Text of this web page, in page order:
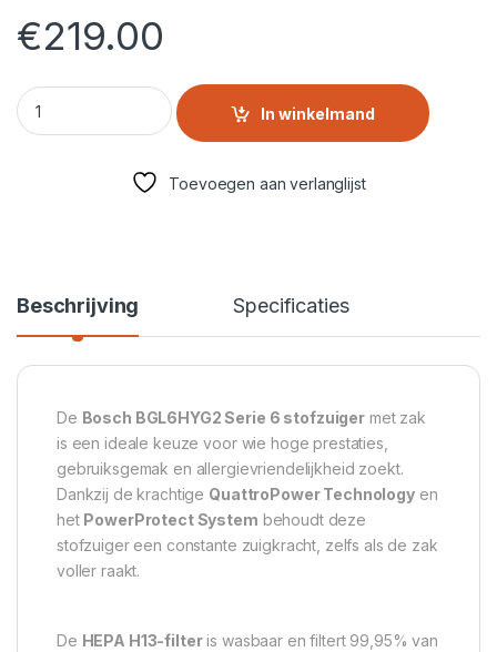
€219.00
Bosch BGL6HYG2 Serie 6 Stofzuiger met Zak – Extra Stil,
In winkelmand
Toevoegen aan verlanglijst
Beschrijving Specificaties
De Bosch BGL6HYG2 Serie 6 stofzuigermet zak
is een ideale keuze voor wie hoge prestaties,
gebruiksgemak en allergievriendelijkheid zoekt.
Dankzij de krachtige QuattroPower Technologyen
het PowerProtect System behoudt deze
stofzuiger een constante zuigkracht, zelfs als de zak
voller raakt.
De HEPA H13-filteris wasbaar en filtert 99,95% van